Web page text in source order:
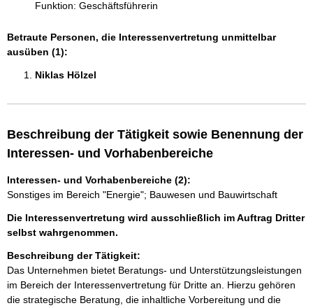
Funktion: Geschäftsführerin
Betraute Personen, die Interessenvertretung unmittelbar
ausüben (1):
Niklas Hölzel
Beschreibung der Tätigkeit sowie Benennung der
Interessen- und Vorhabenbereiche
Interessen- und Vorhabenbereiche (2):
Sonstiges im Bereich "Energie"; Bauwesen und Bauwirtschaft
Die Interessenvertretung wird ausschließlich im Auftrag Dritter
selbst wahrgenommen.
Beschreibung der Tätigkeit:
Das Unternehmen bietet Beratungs- und Unterstützungsleistungen
im Bereich der Interessenvertretung für Dritte an. Hierzu gehören
die strategische Beratung, die inhaltliche Vorbereitung und die